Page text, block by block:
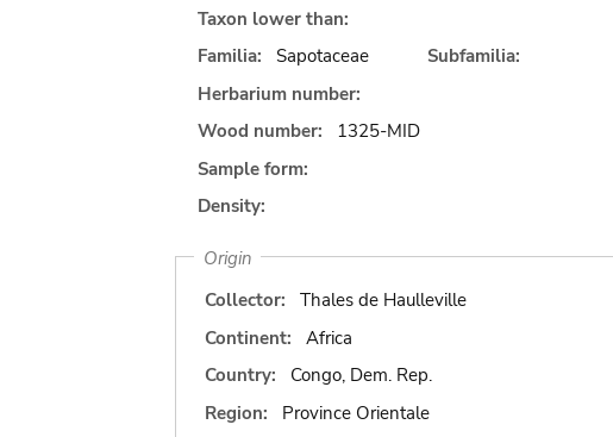
Taxon lower than:
Familia:
Sapotaceae
Subfamilia:
Herbarium number:
Wood number:
1325-MID
Sample form:
Density:
Origin
Collector:
Thales de Haulleville
Continent:
Africa
Country:
Congo, Dem. Rep.
Region:
Province Orientale